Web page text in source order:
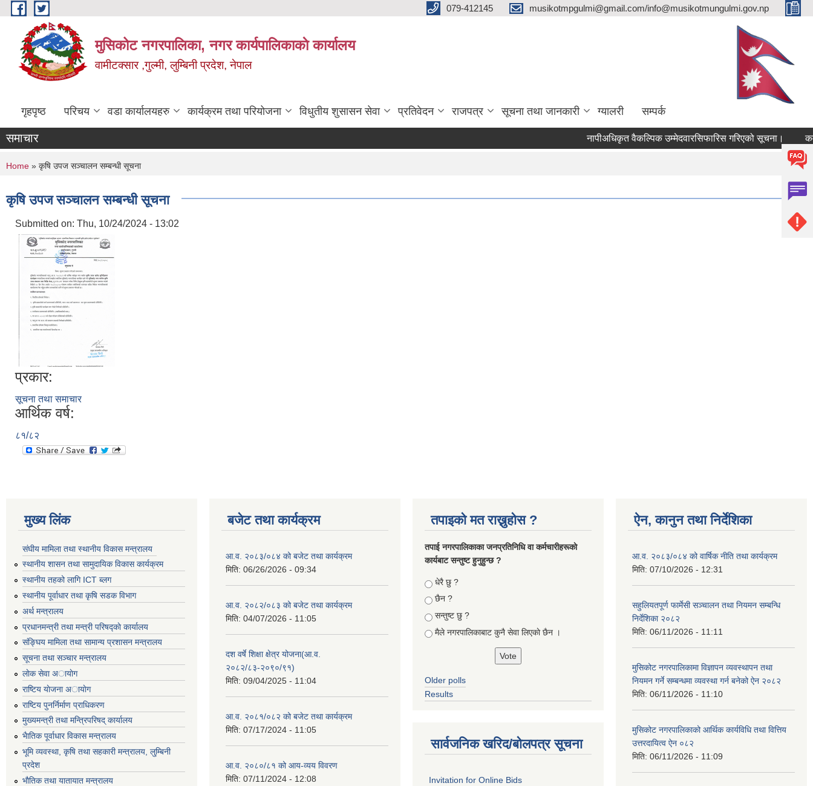
Skip to main content 079-412145 musikotmpgulmi@gmail.com/info@musikotmungulmi.gov.np
मुसिकोट नगरपालिका, नगर कार्यपालिकाकाे कार्यालय
वामीटक्सार ,गुल्मी, लुम्बिनी प्रदेश, नेपाल
गृहपृष्ठ परिचय वडा कार्यालयहरु कार्यक्रम तथा परियोजना विधुतीय शुसासन सेवा प्रतिवेदन राजपत्र सूचना तथा जानकारी ग्यालरी सम्पर्क
समाचार नापीअधिकृत वैकल्पिक उम्मेदवारसिफारिस गरिएको सूचना।
You are here
Home » कृषि उपज सञ्चालन सम्बन्धी सूचना
कृषि उपज सञ्चालन सम्बन्धी सूचना
Submitted on: Thu, 10/24/2024 - 13:02
प्रकार:
सूचना तथा समाचार
आर्थिक वर्ष:
८१/८२
मुख्य लिंक
संघीय मामिला तथा स्थानीय विकास मन्त्रालय
स्थानीय शासन तथा सामुदायिक विकास कार्यक्रम
स्थानीय तहको लागि ICT ब्लग
स्थानीय पूर्वाधार तथा कृषि सडक विभाग
अर्थ मन्त्रालय
प्रधानमन्त्री तथा मन्त्री परिषद्काे कार्यालय
संङ्घिय मामिला तथा सामान्य प्रशासन मन्त्रालय
सूचना तथा सञ्चार मन्त्रालय
लाेक सेवा अायाेग
राष्टिय याेजना अायाेग
राष्टिय पुनर्निर्माण प्राधिकरण
मुख्यमन्त्री तथा मन्त्रिपरिषद् कार्यालय
भैातिक पूर्वाधार विकास मन्त्रालय
भूमि व्यवस्था, कृषि तथा सहकारी मन्त्रालय, लु्म्बिनी
प्रदेश
भाैतिक तथा यातायात मन्त्रालय
बजेट तथा कार्यक्रम
आ.व. २०८३/०८४ को बजेट तथा कार्यक्रम
मिति: 06/26/2026 - 09:34
आ.व. २०८२/०८३ को बजेट तथा कार्यक्रम
मिति: 04/07/2026 - 11:05
दश वर्षे शिक्षा क्षेत्र योजना(आ.व.
२०८२/८३-२०९०/९१)
मिति: 09/04/2025 - 11:04
आ.व. २०८१/०८२ को बजेट तथा कार्यक्रम
मिति: 07/17/2024 - 11:05
आ.व. २०८०/८१ को आय-व्यय विवरण
मिति: 07/11/2024 - 12:08
तपाइको मत राख्नुहोस ?
तपा‌ई नगरपालिकाका जनप्रतिनिधि वा कर्मचारीहरूकाे
कार्यबाट सन्तुष्ट हुनुहुन्छ ?
Choices
धेरै छु ?
छैन ?
सन्तुष्ट छु ?
मैले नगरपालिकाबाट कुनै सेवा लिएकाे छैन ।
Older polls
Results
सार्वजनिक खरिद/बोलपत्र सूचना
Invitation for Online Bids
ऐन, कानुन तथा निर्देशिका
आ.व. २०८३/०८४ को वार्षिक नीति तथा कार्यक्रम
मिति: 07/10/2026 - 12:31
सहुलियतपूर्ण फार्मेसी सञ्चालन तथा नियमन सम्बन्धि
निर्देशिका २०८२
मिति: 06/11/2026 - 11:11
मुसिकोट नगरपालिकामा विज्ञापन व्यवस्थापन तथा
नियमन गर्ने सम्बन्धमा व्यवस्था गर्न बनेको ऐन २०८२
मिति: 06/11/2026 - 11:10
मुसिकोट नगरपालिकाको आर्थिक कार्यविधि तथा वित्तिय
उत्तरदायित्व ऐन ०८२
मिति: 06/11/2026 - 11:09